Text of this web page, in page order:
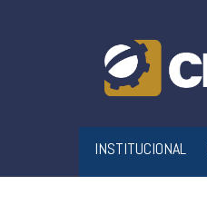
INSTITUCIONAL